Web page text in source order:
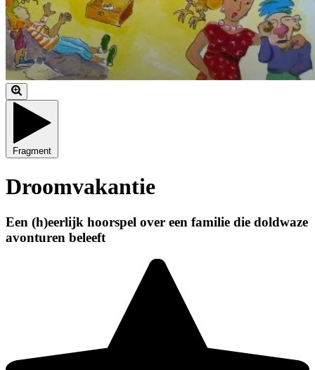
Fragment
Droomvakantie
Een (h)eerlijk hoorspel over een familie die doldwaze
avonturen beleeft